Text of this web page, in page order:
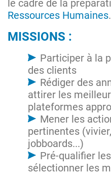
le cadre de la
Ressources Humaines.
MISSIONS :
Participer à la
des clients
Rédiger des
attirer les
plateformes
Mener les
pertinentes
jobboards...)
Pré-qualifier
sélectionner les